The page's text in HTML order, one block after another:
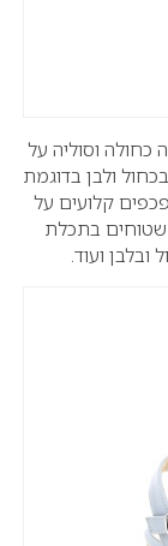
כחולה וסוליה על
ולבן בדוגמת
קלועים על
כפכפים שטוחים בתכלת
ועוד.